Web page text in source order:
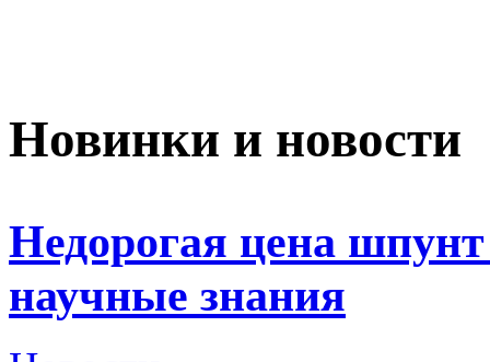
Новинки и новости
Недорогая цена
научные знания